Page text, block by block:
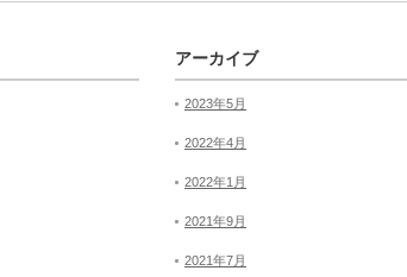
アーカイブ
2023年5月
2022年4月
2022年1月
2021年9月
2021年7月